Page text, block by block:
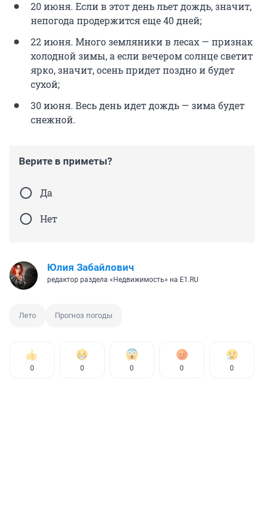
20 июня. Если в этот день льет дождь, значит,
непогода продержится еще 40 дней;
22 июня. Много земляники в лесах — признак
холодной зимы, а если вечером солнце светит
ярко, значит, осень придет поздно и будет
сухой;
30 июня. Весь день идет дождь — зима будет
снежной.
Верите в приметы?
Да
Нет
Юлия Забайлович
редактор раздела «Недвижимость» на E1.RU
Лето Прогноз погоды
0 0 0 0 0